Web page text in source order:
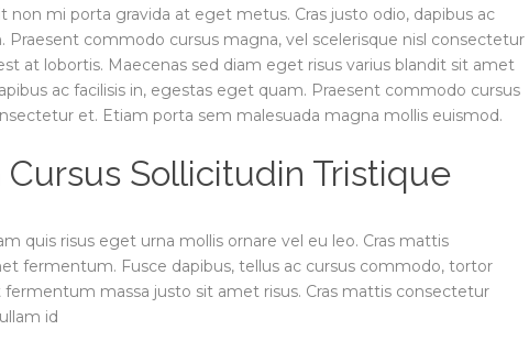
non mi porta gravida at eget metus. Cras justo odio, dapibus ac
Praesent commodo cursus magna, vel scelerisque nisl consectetur
at lobortis. Maecenas sed diam eget risus varius blandit sit amet
ac facilisis in, egestas eget quam. Praesent commodo cursus
et. Etiam porta sem malesuada magna mollis euismod.
Sollicitudin Tristique
quis risus eget urna mollis ornare vel eu leo. Cras mattis
fermentum. Fusce dapibus, tellus ac cursus commodo, tortor
massa justo sit amet risus. Cras mattis consectetur
id